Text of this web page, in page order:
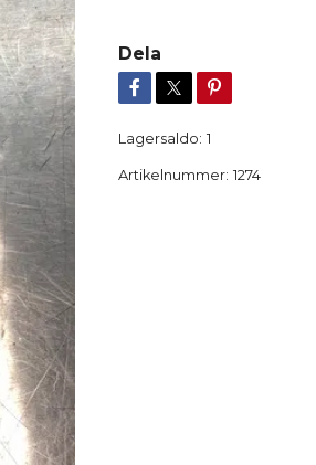
Dela
Lagersaldo: 1
Artikelnummer: 1274